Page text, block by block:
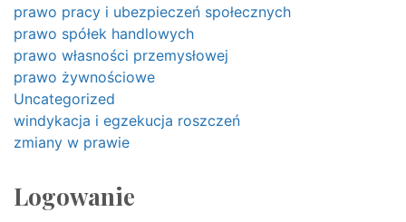
prawo pracy i ubezpieczeń społecznych
prawo spółek handlowych
prawo własności przemysłowej
prawo żywnościowe
Uncategorized
windykacja i egzekucja roszczeń
zmiany w prawie
Logowanie